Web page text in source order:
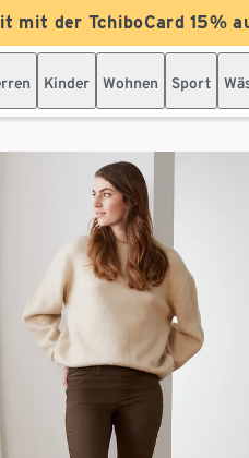
mit der TchiboCard 15%
Kinder Wohnen Sport